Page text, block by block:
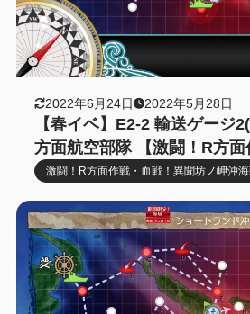
2022年6月24日 2022年5月28日
【春イベ】E2-2 輸送ゲージ
方面航空部隊 【激闘！R方面
激闘！R方面作戦・血戦！異聞坊ノ岬沖